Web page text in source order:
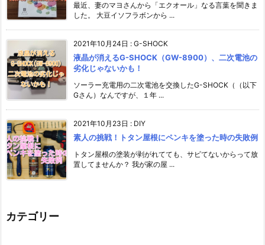
最近、妻のマヨさんから「エクオール」なる言葉を聞きま
した。 大豆イソフラボンから ...
2021年10月24日 : G-SHOCK
液晶が消えるG-SHOCK（GW-8900）、二次電池の
劣化じゃないかも！
ソーラー充電用の二次電池を交換したG-SHOCK（（以下
Gさん）なんですが、１年 ...
2021年10月23日 : DIY
素人の挑戦！トタン屋根にペンキを塗った時の失敗例
トタン屋根の塗装が剥がれてても、サビてないからって放
置してませんか？ 我が家の屋 ...
カテゴリー